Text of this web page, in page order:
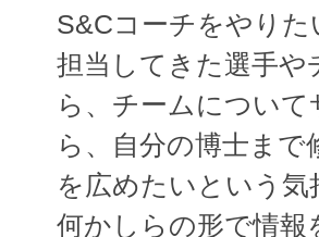
S&Cコーチをやり
担当してきた選手
ら、チームについ
ら、自分の博士ま
を広めたいという
何かしらの形で情